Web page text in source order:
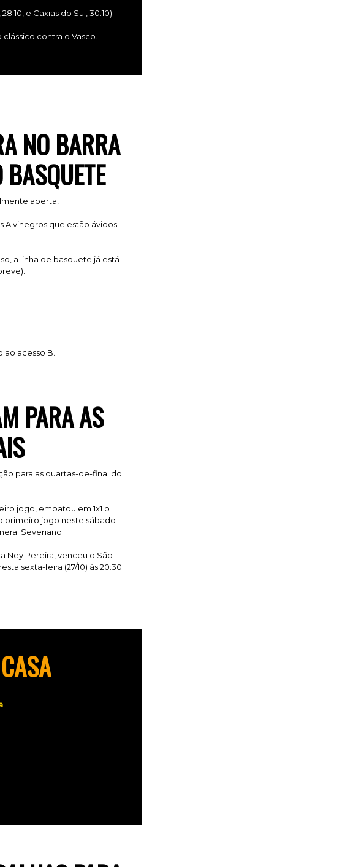
e Caxias do Sul, 30.10).
contra o Vasco.
NO BARRA
aberta!
Alvinegros que estão ávidos
a linha de basquete já está
acesso B.
PARA AS
para as quartas-de-final do
jogo, empatou em 1x1 o
primeiro jogo neste sábado
Severiano.
Ney Pereira, venceu o São
sexta-feira (27/10) às 20:30